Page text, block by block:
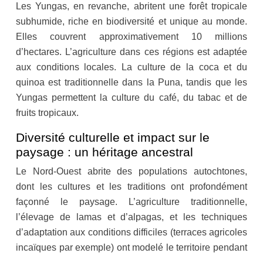
Les Yungas, en revanche, abritent une forêt tropicale
subhumide, riche en biodiversité et unique au monde.
Elles couvrent approximativement 10 millions
d’hectares. L’agriculture dans ces régions est adaptée
aux conditions locales. La culture de la coca et du
quinoa est traditionnelle dans la Puna, tandis que les
Yungas permettent la culture du café, du tabac et de
fruits tropicaux.
Diversité culturelle et impact sur le
paysage : un héritage ancestral
Le Nord-Ouest abrite des populations autochtones,
dont les cultures et les traditions ont profondément
façonné le paysage. L’agriculture traditionnelle,
l’élevage de lamas et d’alpagas, et les techniques
d’adaptation aux conditions difficiles (terraces agricoles
incaïques par exemple) ont modelé le territoire pendant